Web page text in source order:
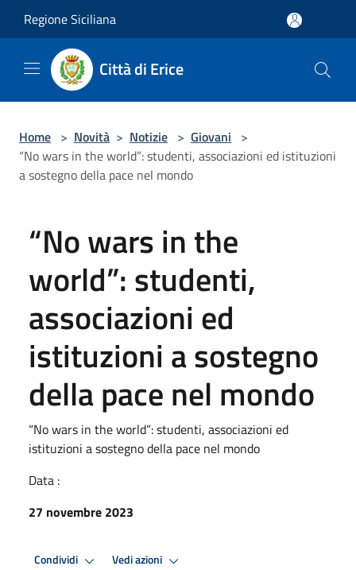
Regione Siciliana
Città di Erice
Home > Novità > Notizie > Giovani >
“No wars in the world”: studenti, associazioni ed istituzioni
a sostegno della pace nel mondo
“No wars in the
world”: studenti,
associazioni ed
istituzioni a sostegno
della pace nel mondo
“No wars in the world”: studenti, associazioni ed
istituzioni a sostegno della pace nel mondo
Data :
27 novembre 2023
Condividi Vedi azioni